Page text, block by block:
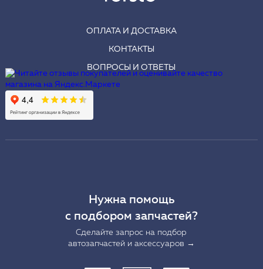
ОПЛАТА И ДОСТАВКА
КОНТАКТЫ
ВОПРОСЫ И ОТВЕТЫ
Нужна помощь
с подбором запчастей?
Сделайте запрос на подбор
автозапчастей и аксессуаров →